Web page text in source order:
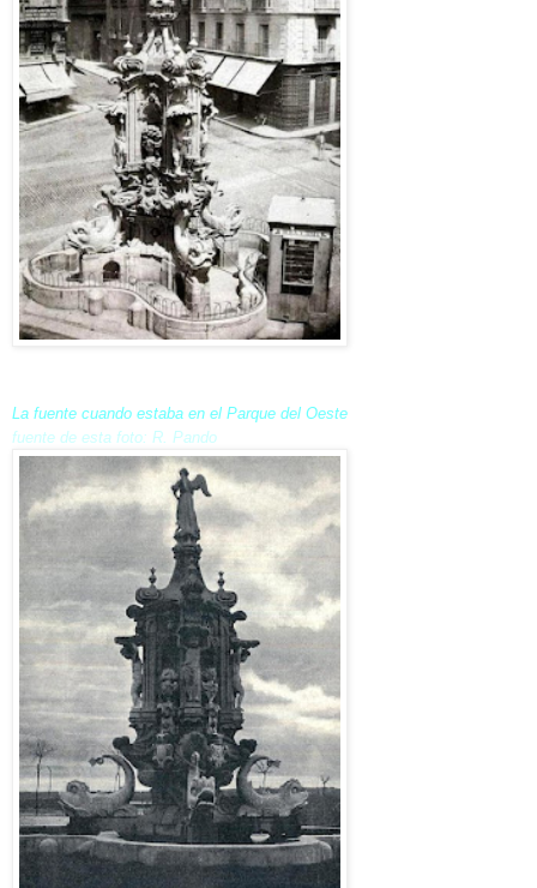
La fuente cuando estaba en el Parque del Oeste
fuente de esta foto: R. Pando